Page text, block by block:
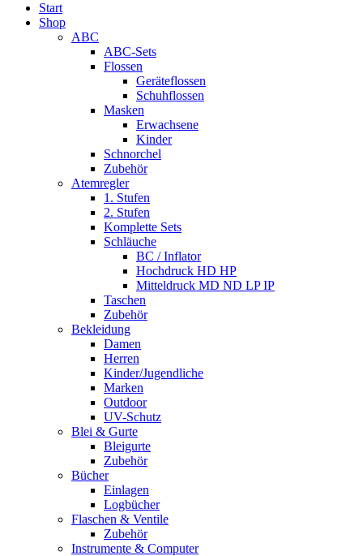
Start
Shop
ABC
ABC-Sets
Flossen
Geräteflossen
Schuhflossen
Masken
Erwachsene
Kinder
Schnorchel
Zubehör
Atemregler
1. Stufen
2. Stufen
Komplette Sets
Schläuche
BC / Inflator
Hochdruck HD HP
Mitteldruck MD ND LP IP
Taschen
Zubehör
Bekleidung
Damen
Herren
Kinder/Jugendliche
Marken
Outdoor
UV-Schutz
Blei & Gurte
Bleigurte
Zubehör
Bücher
Einlagen
Logbücher
Flaschen & Ventile
Zubehör
Instrumente & Computer